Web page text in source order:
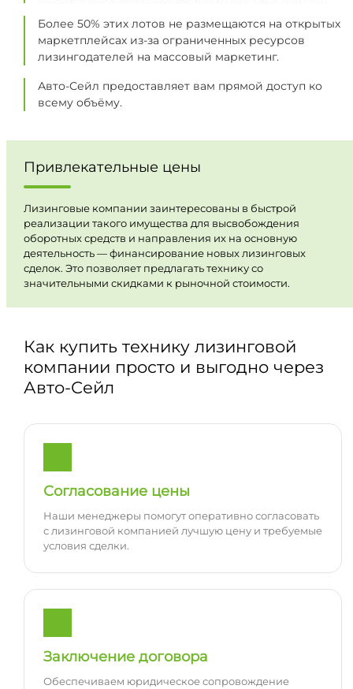
Более 50% этих лотов не размещаются на открытых
маркетплейсах из-за ограниченных ресурсов
лизингодателей на массовый маркетинг.
Авто-Сейл предоставляет вам прямой доступ ко
всему объёму.
Привлекательные цены
Лизинговые компании заинтересованы в быстрой
реализации такого имущества для высвобождения
оборотных средств и направления их на основную
деятельность — финансирование новых лизинговых
сделок. Это позволяет предлагать технику со
значительными скидками к рыночной стоимости.
Как купить технику лизинговой
компании просто и выгодно через
Авто-Сейл
Согласование цены
Наши менеджеры помогут оперативно согласовать
с лизинговой компанией лучшую цену и требуемые
условия сделки.
Заключение договора
Обеспечиваем юридическое сопровождение